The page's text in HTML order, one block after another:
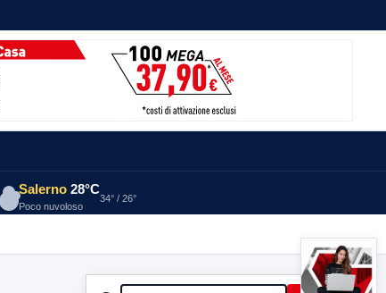
Salerno 28°C
Poco nuvoloso
34° / 26°